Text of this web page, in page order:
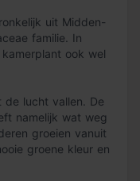
uit Midden-
familie. In
ook wel
de lucht vallen. De
namelijk wat weg
groeien vanuit
groene kleur en